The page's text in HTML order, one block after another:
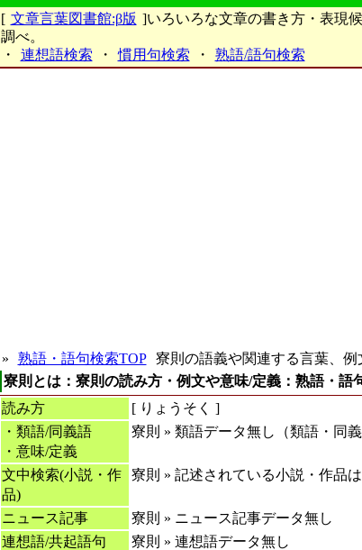
[ 文章言葉図書館:β版 ]いろいろな文章の書き方・表現
調べ。
・
連想語検索 ・ 慣用句検索 ・ 熟語/語句検索
» 熟語・語句検索TOP
寮則の語義や関連する言葉、例
寮則とは：寮則の読み方・例文や意味/定義：熟語・語
読み方
[ りょうそく ]
・類語/同義語
・意味/定義
寮則 » 類語データ無し（類語・同義
文中検索(小説・作
品)
寮則 » 記述されている小説・作品
ニュース記事
寮則 » ニュース記事データ無し
連想語/共起語句
寮則 » 連想語データ無し